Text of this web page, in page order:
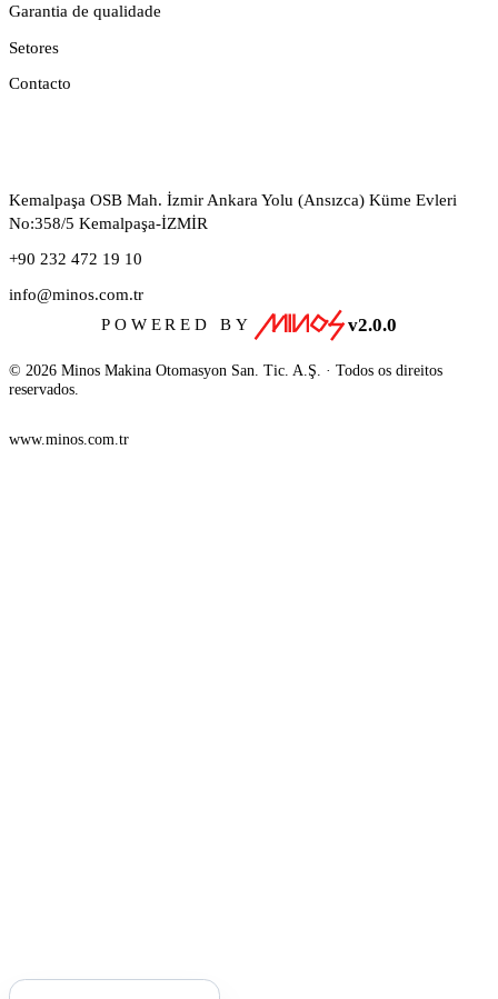
Garantia de qualidade
Setores
Contacto
Kemalpaşa OSB Mah. İzmir Ankara Yolu (Ansızca) Küme Evleri
No:358/5 Kemalpaşa-İZMİR
+90 232 472 19 10
info@minos.com.tr
POWERED BY v2.0.0
© 2026 Minos Makina Otomasyon San. Tic. A.Ş. · Todos os direitos
reservados.
www.minos.com.tr